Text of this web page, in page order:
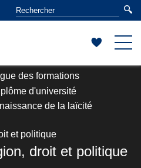
des formations
d'université
de la laïcité
et politique
droit et politique